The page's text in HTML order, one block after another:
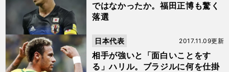
ではなかったか。福田正博も驚く
落選
相手が強いと「面白いことをす
る」ハリル。ブラジルに何を仕掛
2017.11.09更新
日本代表